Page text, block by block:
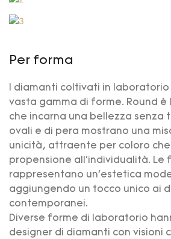
Per forma
I diamanti coltivati ​​in
vasta gamma di forme. Round è
che incarna una bellezza senza
ovali e di pera mostrano una
unicità, attraente per coloro che
propensione all'individualità. Le
rappresentano un'estetica
aggiungendo un tocco unico ai
contemporanei.
Diverse forme di laboratorio
designer di diamanti con visioni